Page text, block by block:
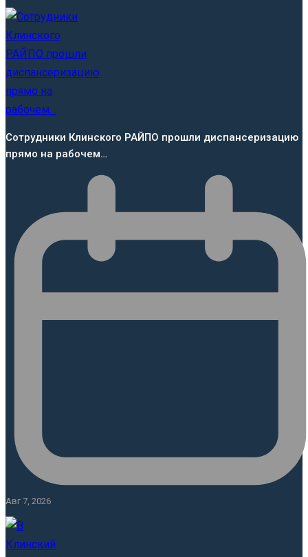
Сотрудники Клинского РАЙПО прошли диспансеризацию
прямо на рабочем…
Авг 7, 2026